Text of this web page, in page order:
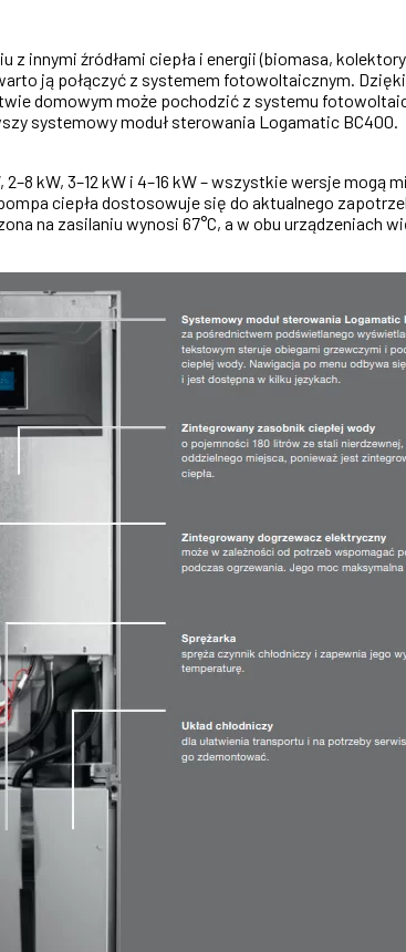
z innymi źródłami ciepła i energii (biomasa,
ją połączyć z systemem fotowoltaicznym.
domowym może pochodzić z systemu
systemowy moduł sterowania Logamatic BC400.
kW, 3–12 kW i 4–16 kW – wszystkie wersje
ciepła dostosowuje się do aktualnego
na zasilaniu wynosi 67°C, a w obu urządzeniach